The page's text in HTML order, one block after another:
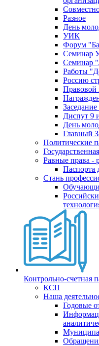
Разное
День
УИК
Форум
Семинар
Семинар
Работы
Россию
Правовой
Диспут 9
День
Главный
Политические
Равные права -
Паспорта
Стань
Контрольно-счетная
КСП
Наша
Годовые